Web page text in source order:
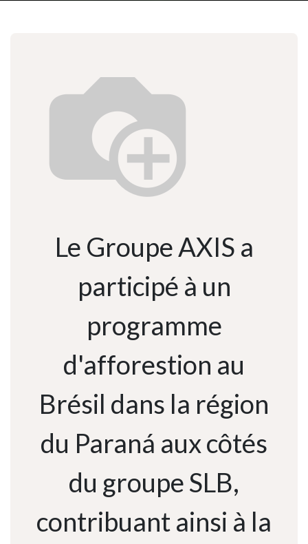
Le Groupe AXIS a
participé à un
programme
d'afforestion au
Brésil dans la région
du Paraná aux côtés
du groupe SLB,
contribuant ainsi à la